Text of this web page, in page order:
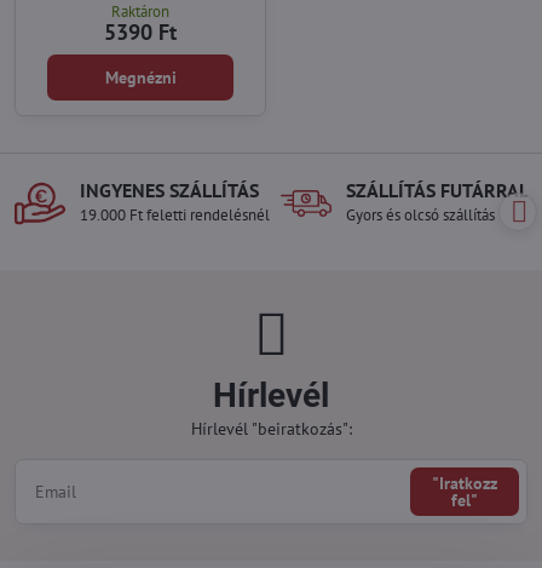
Raktáron
5390 Ft
Megnézni
INGYENES SZÁLLÍTÁS
19.000 Ft feletti rendelésnél
SZÁLLÍTÁS FUTÁRRAL
Gyors és olcsó szállítás
Hírlevél
Hírlevél "beiratkozás":
"Iratkozz
fel"